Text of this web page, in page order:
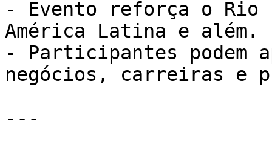
- Evento reforça o Rio
América Latina e além.
- Participantes podem
negócios, carreiras e
---